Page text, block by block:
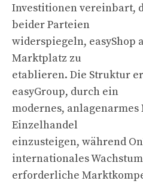
Investitionen vereinbart,
beider Parteien
widerspiegeln, easyShop
Marktplatz zu
etablieren. Die Struktur
easyGroup, durch ein
modernes,
Einzelhandel
einzusteigen, während
internationales Wachstum
erforderliche